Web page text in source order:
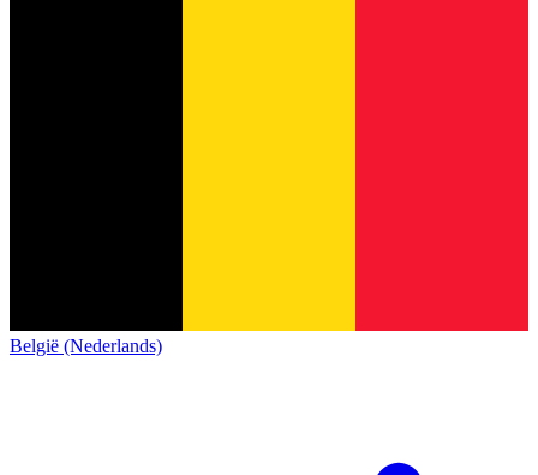
België (Nederlands)